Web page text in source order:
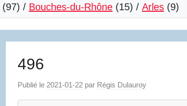
(97) / Bouches-du-Rhône (15) / Arles (9)
496
Publié le 2021-01-22 par Régis Dulauroy